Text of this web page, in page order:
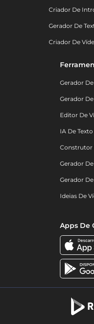
Criador De
Gerador De
Criador De
Gerador
Gerador
Editor De
IA De
Construtor
Gerador
Gerador
Ideias De
Apps De